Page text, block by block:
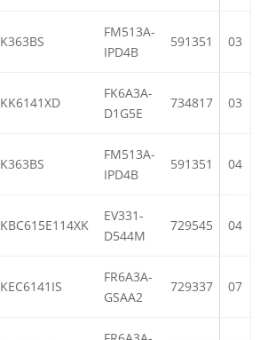
K363BS
FM513A-
IPD4B
591351 03
KK6141XD
FK6A3A-
D1G5E
734817 03
K363BS
FM513A-
IPD4B
591351 04
KBC615E114XK
EV331-
D544M
729545 04
KEC6141IS
FR6A3A-
GSAA2
729337 07